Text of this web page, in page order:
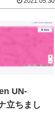
UN-
立ちまし